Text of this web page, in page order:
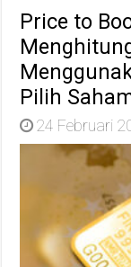
Price to
Pilih
24 Februari